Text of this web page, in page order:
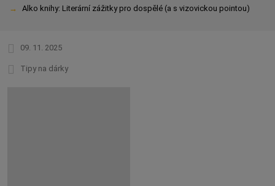
Alko knihy: Literární zážitky pro dospělé (a s vizovickou pointou)
09. 11. 2025
Tipy na dárky